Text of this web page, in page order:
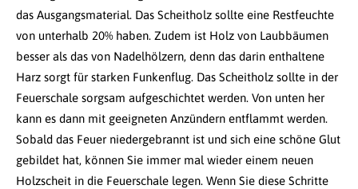
das Ausgangsmaterial. Das Scheitholz sollte eine Restfeuchte
von unterhalb 20% haben. Zudem ist Holz von Laubbäumen
besser als das von Nadelhölzern, denn das darin enthaltene
Harz sorgt für starken Funkenflug. Das Scheitholz sollte in der
Feuerschale sorgsam aufgeschichtet werden. Von unten her
kann es dann mit geeigneten Anzündern entflammt werden.
Sobald das Feuer niedergebrannt ist und sich eine schöne Glut
gebildet hat, können Sie immer mal wieder einem neuen
Holzscheit in die Feuerschale legen. Wenn Sie diese Schritte